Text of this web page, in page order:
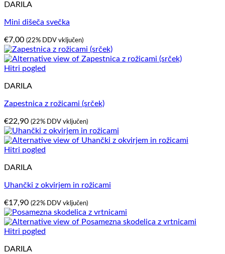
DARILA
Mini dišeča svečka
€7,00 (22% DDV vključen)
Hitri pogled
DARILA
Zapestnica z rožicami (srček)
€22,90 (22% DDV vključen)
Hitri pogled
DARILA
Uhančki z okvirjem in rožicami
€17,90 (22% DDV vključen)
Hitri pogled
DARILA